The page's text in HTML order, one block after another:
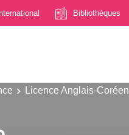
Bibliothèques
Licence Anglais-Coréen